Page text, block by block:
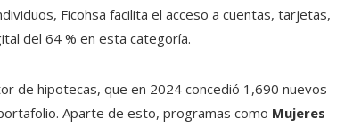
Ficohsa facilita el acceso a cuentas, tarjetas,
del 64 % en esta categoría.
de hipotecas, que en 2024 concedió 1,690 nuevos
Aparte de esto, programas como Mujeres